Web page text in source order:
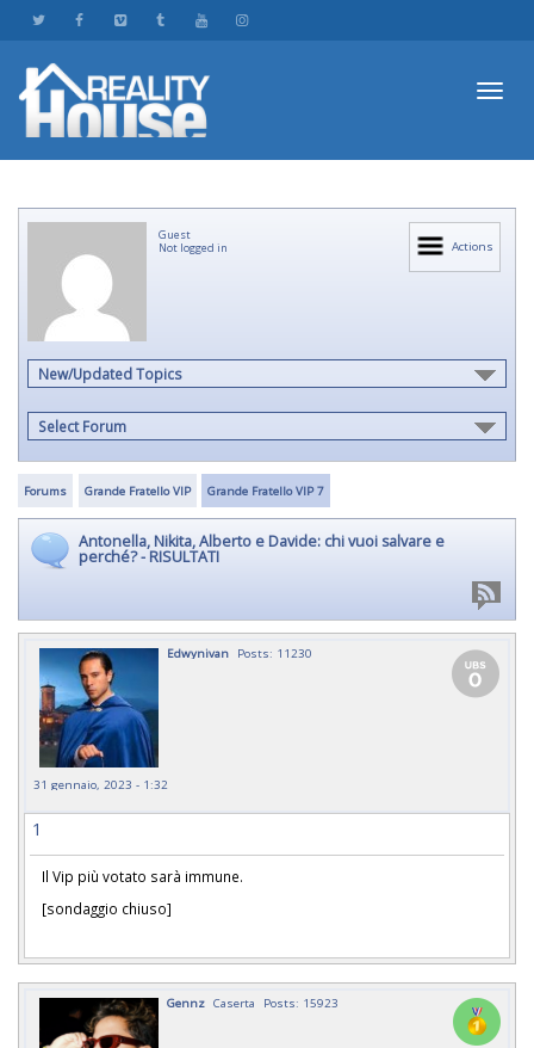
Actions
Guest
Not logged in
New/Updated Topics
Select Forum
Forums Grande Fratello VIP Grande Fratello VIP 7
Antonella, Nikita, Alberto e Davide: chi vuoi salvare e
perché? - RISULTATI
Edwynivan Posts: 11230
31 gennaio, 2023 - 1:32
1
Il Vip più votato sarà immune.
[sondaggio chiuso]
Gennz Caserta Posts: 15923